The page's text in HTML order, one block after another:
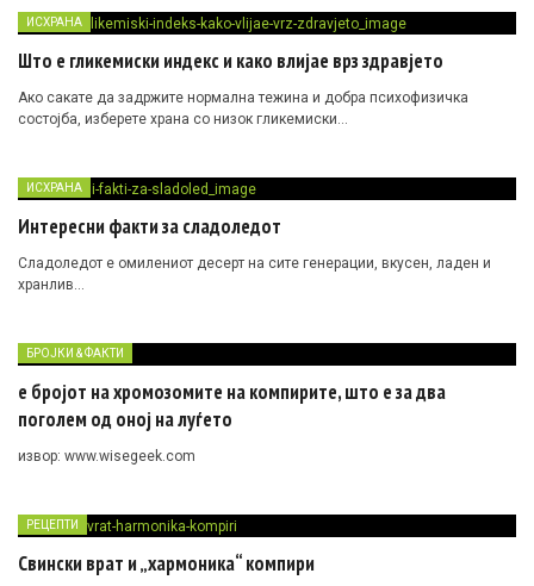
ИСХРАНА
Што е гликемиски индекс и како влијае врз здравјето
Ако сакате да задржите нормална тежина и добра психофизичка
состојба, изберете храна со низок гликемиски…
ИСХРАНА
Интересни факти за сладоледот
Сладоледот е омилениот десерт на сите генерации, вкусен, ладен и
хранлив…
БРОЈКИ & ФАКТИ
е бројот на хромозомите на компирите, што е за два
поголем од оној на луѓето
извор: www.wisegeek.com
РЕЦЕПТИ
Свински врат и „хармоника“ компири